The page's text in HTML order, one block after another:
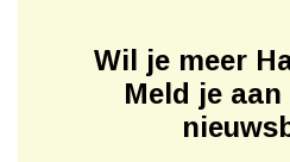
Wil je meer
Meld je